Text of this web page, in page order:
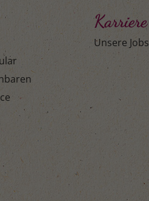
Karriere
Unsere Jobs